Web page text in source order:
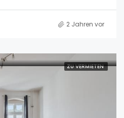
2 Jahren vor
ZU VERMIETEN